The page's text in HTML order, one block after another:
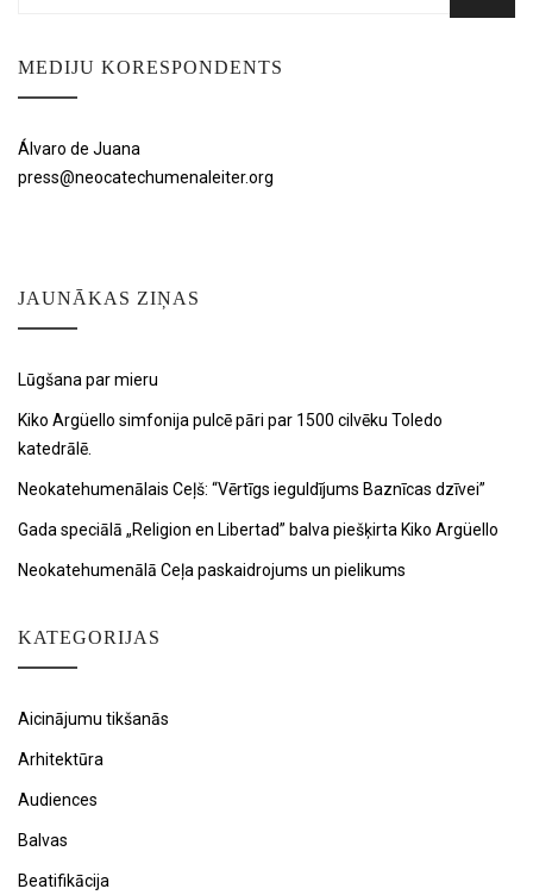
MEDIJU KORESPONDENTS
Álvaro de Juana
press@neocatechumenaleiter.org
JAUNĀKAS ZIŅAS
Lūgšana par mieru
Kiko Argüello simfonija pulcē pāri par 1500 cilvēku Toledo
katedrālē.
Neokatehumenālais Ceļš: “Vērtīgs ieguldījums Baznīcas dzīvei”
Gada speciālā „Religion en Libertad” balva piešķirta Kiko Argüello
Neokatehumenālā Ceļa paskaidrojums un pielikums
KATEGORIJAS
Aicinājumu tikšanās
Arhitektūra
Audiences
Balvas
Beatifikācija